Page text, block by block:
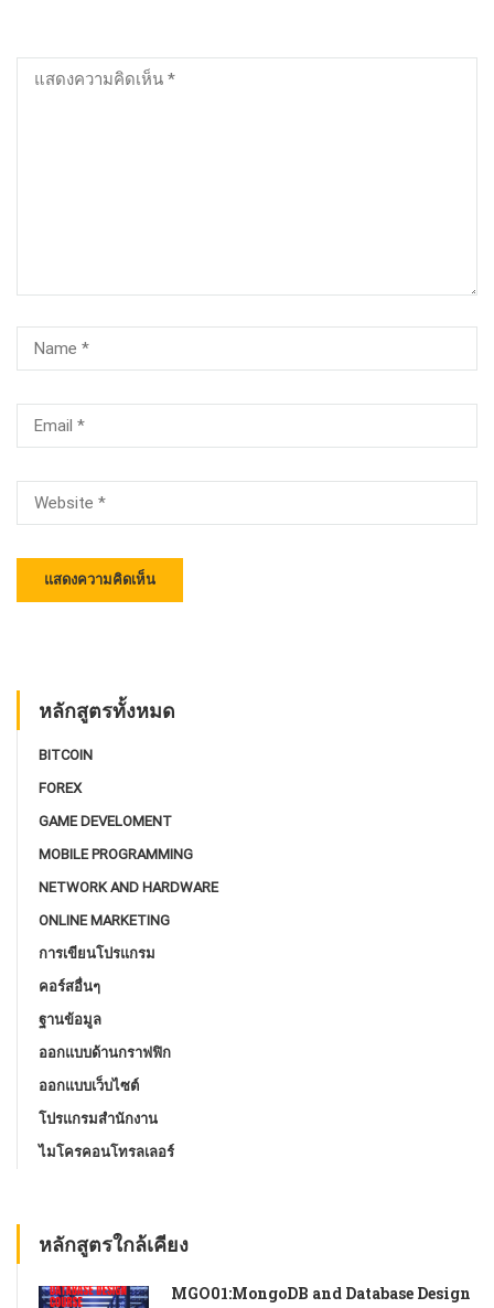
หลักสูตรทั้งหมด
BITCOIN
FOREX
GAME DEVELOMENT
MOBILE PROGRAMMING
NETWORK AND HARDWARE
ONLINE MARKETING
การเขียนโปรแกรม
คอร์สอื่นๆ
ฐานข้อมูล
ออกแบบด้านกราฟฟิก
ออกแบบเว็บไซต์
โปรแกรมสํานักงาน
ไมโครคอนโทรลเลอร์
หลักสูตรใกล้เคียง
MGO01:MongoDB and Database Design